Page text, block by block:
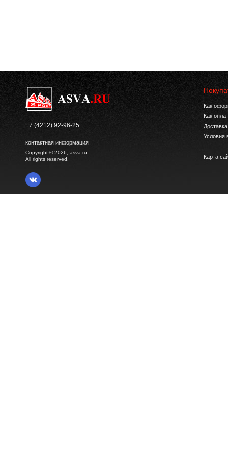
+7 (4212) 92-96-25
контактная информация
Copyright © 2026, asva.ru
All rights reserved.
Как
Как
Условия
Карта